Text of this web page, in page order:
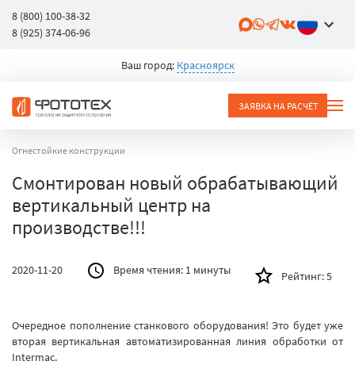
8 (800) 100-38-32
8 (925) 374-06-96
Ваш город: Красноярск
ЗАЯВКА НА РАСЧЁТ
Огнестойкие конструкции
Смонтирован новый обрабатывающий
вертикальный центр на
производстве!!!
2020-11-20 Время чтения: 1 минуты Рейтинг:5
Очередное пополнение станкового оборудования! Это будет уже
вторая вертикальная автоматизированная линия обработки от
Intermac.